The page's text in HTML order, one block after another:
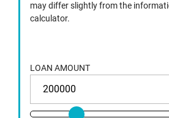
may differ slightly from the
calculator.
LOAN AMOUNT